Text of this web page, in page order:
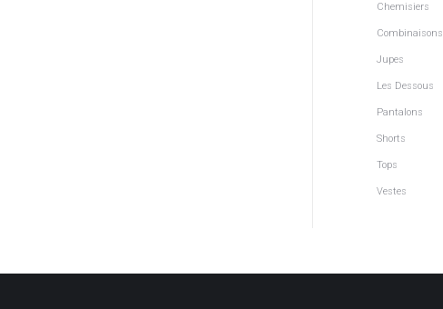
Chemisiers
Combinaisons
Jupes
Les Dessous
Pantalons
Shorts
Tops
Vestes